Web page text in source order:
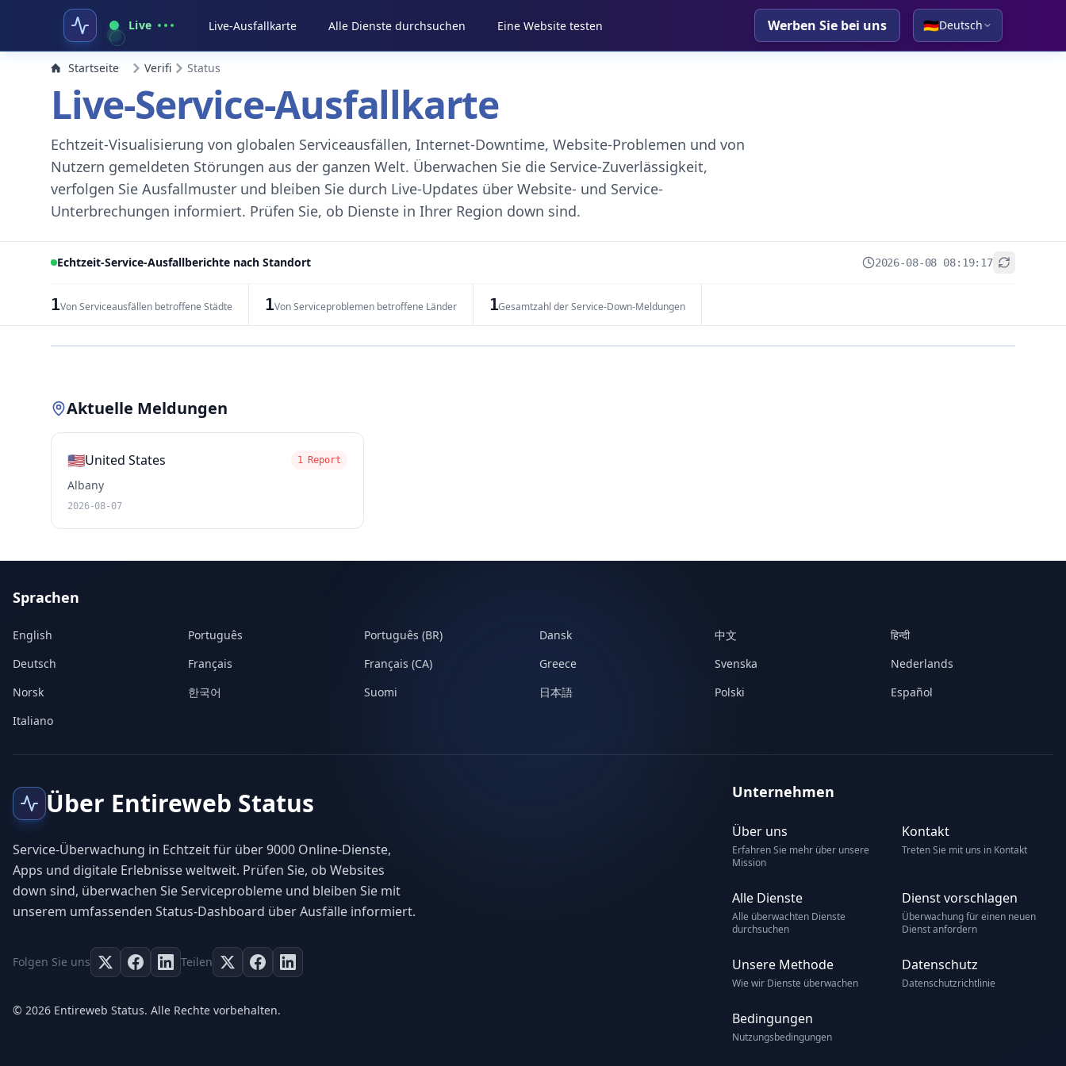
Live Live-Ausfallkarte Alle Dienste durchsuchen Eine Website testen Werben Sie bei uns 🇩🇪Deutsch
Startseite Verifi Status
Live-Service-Ausfallkarte
Echtzeit-Visualisierung von globalen Serviceausfällen, Internet-Downtime, Website-Problemen und von
Nutzern gemeldeten Störungen aus der ganzen Welt. Überwachen Sie die Service-Zuverlässigkeit,
verfolgen Sie Ausfallmuster und bleiben Sie durch Live-Updates über Website- und Service-
Unterbrechungen informiert. Prüfen Sie, ob Dienste in Ihrer Region down sind.
Echtzeit-Service-Ausfallberichte nach Standort 2026-08-08 08:19:17
1Von Serviceausfällen betroffene Städte 1Von Serviceproblemen betroffene Länder 1Gesamtzahl der Service-Down-Meldungen
Aktuelle Meldungen
🇺🇸United States 1 Report
Albany
2026-08-07
Sprachen
English Português Português (BR) Dansk 中文
हिन्दी
Deutsch
Français Français (CA) Greece Svenska
Nederlands
Norsk
한국어 Suomi 日本語 Polski
Español
Italiano
Über Entireweb Status
Service-Überwachung in Echtzeit für über 9000 Online-Dienste,
Apps und digitale Erlebnisse weltweit. Prüfen Sie, ob Websites
down sind, überwachen Sie Serviceprobleme und bleiben Sie mit
unserem umfassenden Status-Dashboard über Ausfälle informiert.
Folgen Sie uns Teilen
© 2026 Entireweb Status. Alle Rechte vorbehalten.
Unternehmen
Über uns
Erfahren Sie mehr über unsere
Mission
Kontakt
Treten Sie mit uns in Kontakt
Alle Dienste
Alle überwachten Dienste
durchsuchen
Dienst vorschlagen
Überwachung für einen neuen
Dienst anfordern
Unsere Methode
Wie wir Dienste überwachen
Datenschutz
Datenschutzrichtlinie
Bedingungen
Nutzungsbedingungen